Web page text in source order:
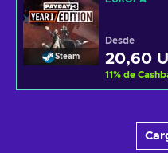
Steam
Desde
20,60
11% de